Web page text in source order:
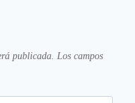
publicada. Los campos